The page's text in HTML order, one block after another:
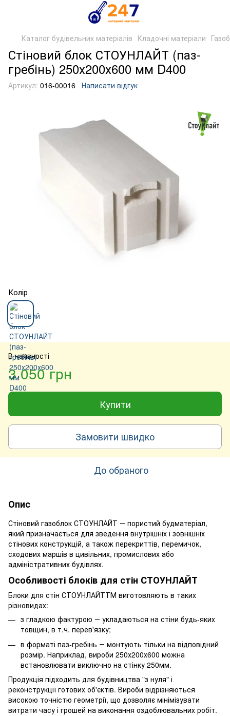
Каталог будівельних матеріалів Кладочні матеріали
Стіновий блок СТОУНЛАЙТ (паз-
гребінь) 250х200х600 мм D400
Артикул: 016-00016 Написати відгук
Колір
В наявності
3 050 грн
Купити
Замовити швидко
До обраного
Опис
Стіновий газоблок СТОУНЛАЙТ ― пористий будматеріал,
який призначається для зведення внутрішніх і зовнішніх
стінових конструкцій, а також перекриттів, перемичок,
сходових маршів в цивільних, промислових або
адміністративних будівлях.
Особливості блоків для стін СТОУНЛАЙТ
Блоки для стін СТОУНЛАЙТТМ виготовляють в таких
різновидах:
з гладкою фактурою ― укладаються на стіни будь-яких
товщин, в т.ч. перев'язку;
в форматі паз-гребінь ― монтують тільки на відповідний
розмір. Наприклад, вироби 250х200х600 можна
встановлювати виключно на стінку 250мм.
Продукція підходить для будівництва "з нуля" і
реконструкції готових об'єктів. Вироби відрізняються
високою точністю геометрії, що дозволяє мінімізувати
витрати часу і грошей на виконання оздоблювальних робіт.